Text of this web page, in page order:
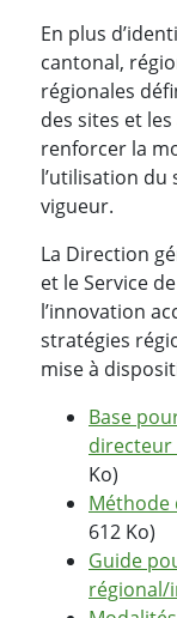
En plus
cantonal,
régionales
des sites et
renforcer la
l’utilisation
vigueur.
La Direction
et le Service
l’innovation
stratégies
mise à
Base
Ko)
Méthode
612 Ko)
Guide
régional/